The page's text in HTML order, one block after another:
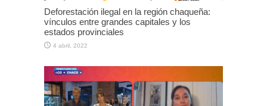
Deforestación ilegal en la región chaqueña:
vínculos entre grandes capitales y los
estados provinciales
4 abril, 2022